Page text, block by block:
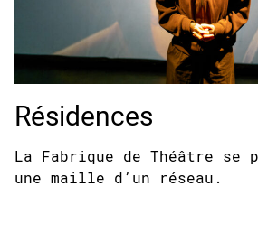
Résidences
La Fabrique de Théâtre se
une maille d’un réseau.